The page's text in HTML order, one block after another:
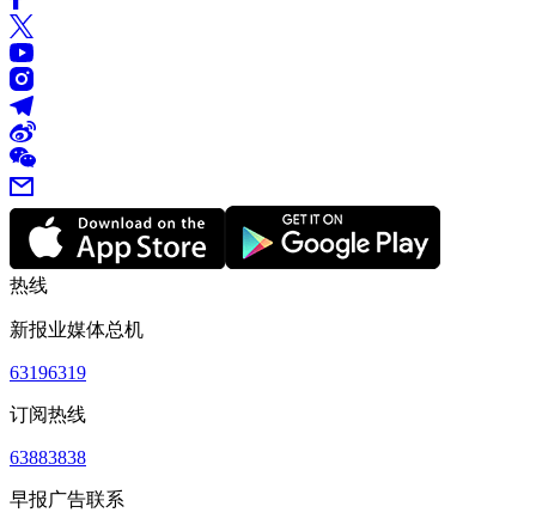
热线
新报业媒体总机
63196319
订阅热线
63883838
早报广告联系